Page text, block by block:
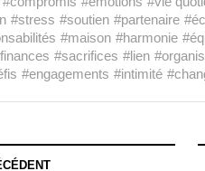
#stress #soutien #partenaire
#maison #harmonie
#sacrifices #lien
#engagements #intimité